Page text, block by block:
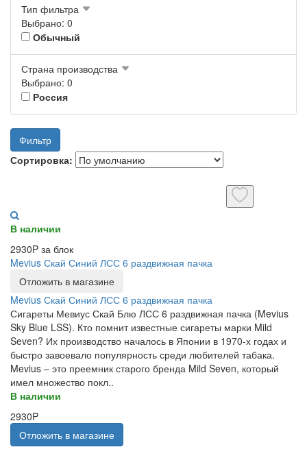
Тип фильтра
Выбрано: 0
Обычный
Страна производства
Выбрано: 0
Россия
Фильтр
Сортировка:
В наличии
2930P за блок
Mevius Скай Синий ЛСС 6 раздвижная пачка
Отложить в магазине
Mevius Скай Синий ЛСС 6 раздвижная пачка
Сигареты Мевиус Скай Блю ЛСС 6 раздвижная пачка (Mevius
Sky Blue LSS). Кто помнит известные сигареты марки Mild
Seven? Их производство началось в Японии в 1970-х годах и
быстро завоевало популярность среди любителей табака.
Mevius – это преемник старого бренда Mild Seven, который
имел множество покл..
В наличии
2930P
Отложить в магазине